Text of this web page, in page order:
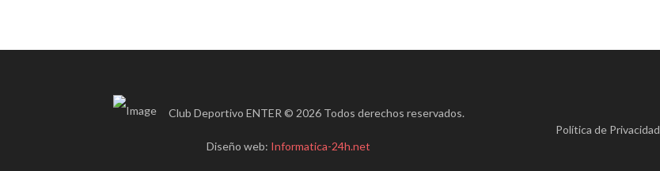
Club Deportivo ENTER © 2026 Todos derechos reservados.
Diseño web: Informatica-24h.net
Política de Privacidad